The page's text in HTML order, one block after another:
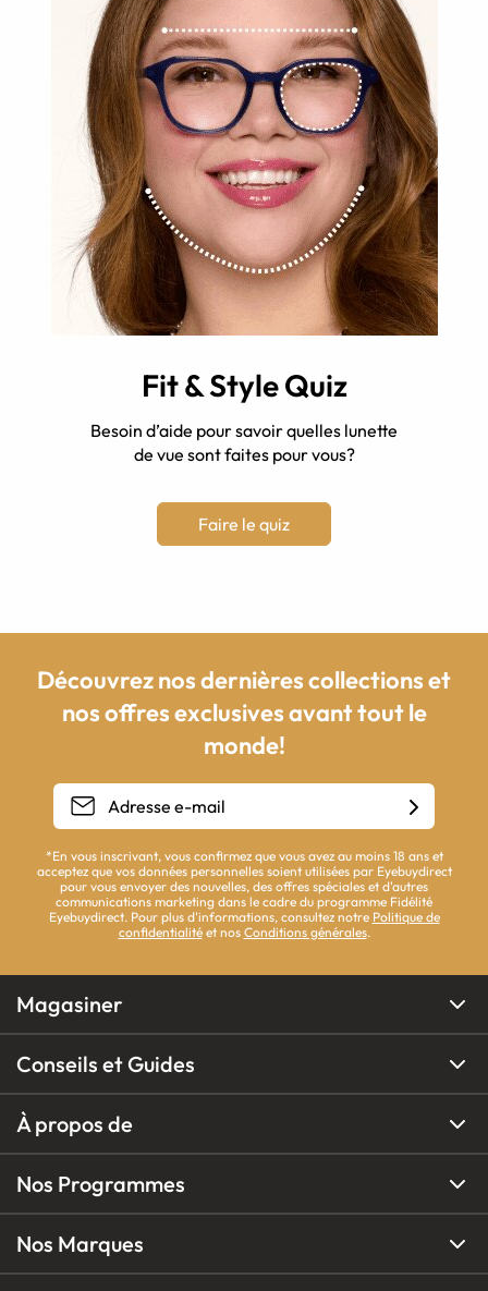
Fit & Style Quiz
Besoin d’aide pour savoir quelles lunette
de vue sont faites pour vous?
Faire le quiz
Découvrez nos dernières collections et
nos offres exclusives avant tout le
monde!
*En vous inscrivant, vous confirmez que vous avez au moins 18 ans et
acceptez que vos données personnelles soient utilisées par Eyebuydirect
pour vous envoyer des nouvelles, des offres spéciales et d'autres
communications marketing dans le cadre du programme Fidélité
Eyebuydirect. Pour plus d'informations, consultez notre Politique de
confidentialitéet nos Conditions générales.
Magasiner
Conseils et Guides
À propos de
Nos Programmes
Nos Marques